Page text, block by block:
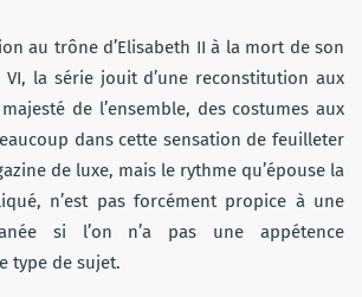
au trône d’Elisabeth II à la mort de son
VI, la série jouit d’une reconstitution aux
de l’ensemble, des costumes aux
dans cette sensation de feuilleter
de luxe, mais le rythme qu’épouse la
n’est pas forcément propice à une
si l’on n’a pas une appétence
type de sujet.